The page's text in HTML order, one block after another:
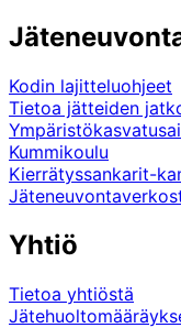
Kodin lajitteluohjeet
Tietoa jätteiden
Kummikoulu
Kierrätyssankarit-
Yhtiö
Tietoa yhtiöstä